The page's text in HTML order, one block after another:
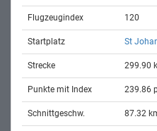
Flugzeugindex 120
Startplatz St
Strecke 299.90
Punkte mit Index 239.86
Schnittgeschw. 87.32